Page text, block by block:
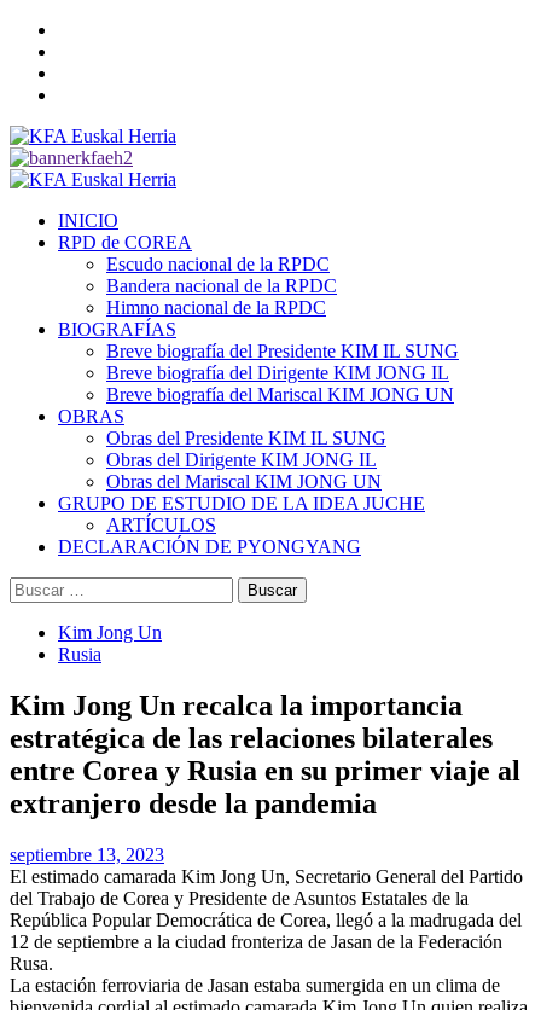
Saltar
contenido
Menú
INICIO
RPD de COREA
Escudo nacional de la RPDC
Bandera nacional de la RPDC
Himno nacional de la RPDC
BIOGRAFÍAS
Breve biografía del Presidente KIM IL SUNG
Breve biografía del Dirigente KIM JONG IL
Breve biografía del Mariscal KIM JONG UN
OBRAS
Obras del Presidente KIM IL SUNG
Obras del Dirigente KIM JONG IL
Obras del Mariscal KIM JONG UN
GRUPO DE ESTUDIO DE LA IDEA JUCHE
ARTÍCULOS
DECLARACIÓN DE PYONGYANG
Buscar:
Kim Jong Un
Rusia
Kim Jong Un recalca la importancia
estratégica de las relaciones bilaterales
entre Corea y Rusia en su primer viaje al
extranjero desde la pandemia
septiembre 13, 2023
El estimado camarada Kim Jong Un, Secretario General del Partido
del Trabajo de Corea y Presidente de Asuntos Estatales de la
República Popular Democrática de Corea, llegó a la madrugada del
12 de septiembre a la ciudad fronteriza de Jasan de la Federación
Rusa.
La estación ferroviaria de Jasan estaba sumergida en un clima de